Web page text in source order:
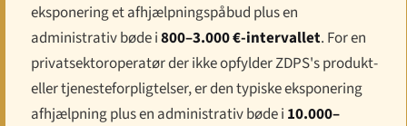
eksponering et afhjælpningspåbud plus en
administrativ bøde i800–3.000 €-intervallet. For en
privatsektoroperatør der ikke opfylder ZDPS's produkt-
eller tjenesteforpligtelser, er den typiske eksponering
afhjælpning plus en administrativ bøde i 10.000–